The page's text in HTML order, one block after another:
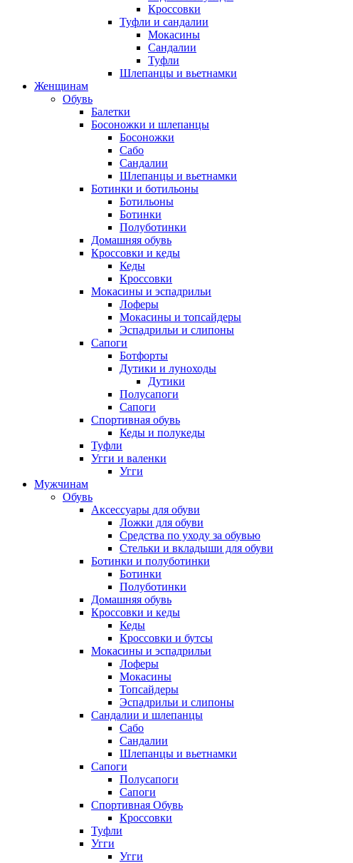
Кроссовки
Туфли и сандалии
Мокасины
Сандалии
Туфли
Шлепанцы и вьетнамки
Женщинам
Обувь
Балетки
Босоножки и шлепанцы
Босоножки
Сабо
Сандалии
Шлепанцы и вьетнамки
Ботинки и ботильоны
Ботильоны
Ботинки
Полуботинки
Домашняя обувь
Кроссовки и кеды
Кеды
Кроссовки
Мокасины и эспадрильи
Лоферы
Мокасины и топсайдеры
Эспадрильи и слипоны
Сапоги
Ботфорты
Дутики и луноходы
Дутики
Полусапоги
Сапоги
Спортивная обувь
Кеды и полукеды
Туфли
Угги и валенки
Угги
Мужчинам
Обувь
Аксессуары для обуви
Ложки для обуви
Средства по уходу за обувью
Стельки и вкладыши для обуви
Ботинки и полуботинки
Ботинки
Полуботинки
Домашняя обувь
Кроссовки и кеды
Кеды
Кроссовки и бутсы
Мокасины и эспадрильи
Лоферы
Мокасины
Топсайдеры
Эспадрильи и слипоны
Сандалии и шлепанцы
Сабо
Сандалии
Шлепанцы и вьетнамки
Сапоги
Полусапоги
Сапоги
Спортивная Обувь
Кроссовки
Туфли
Угги
Угги